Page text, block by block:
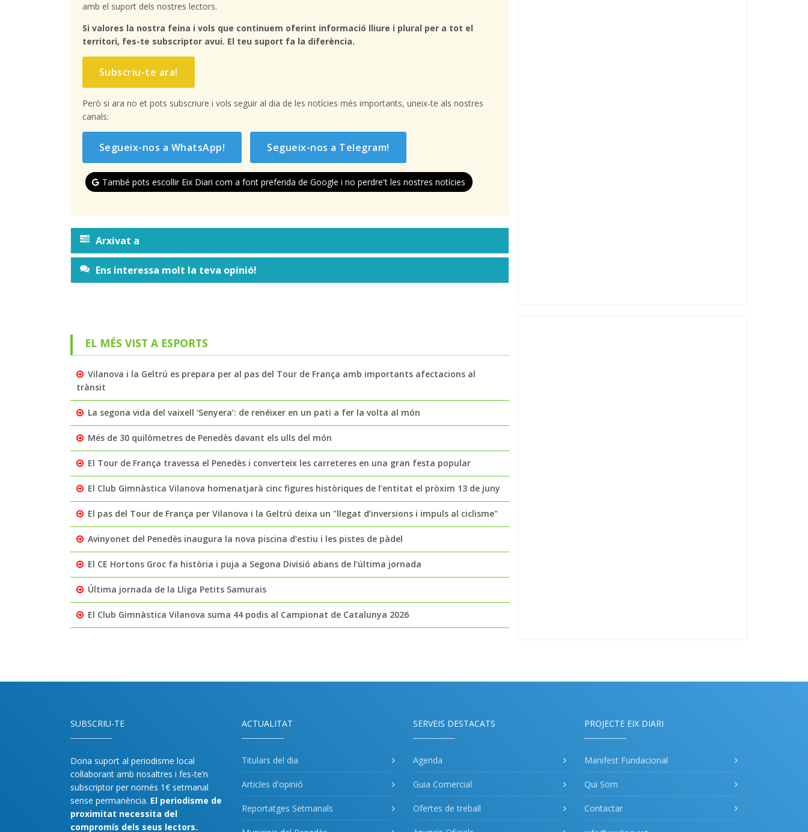
amb el suport dels nostres lectors.
Si valores la nostra feina i vols que continuem oferint informació lliure i plural per a tot el
territori, fes-te subscriptor avui. El teu suport fa la diferència.
Subscriu-te ara!
Però si ara no et pots subscriure i vols seguir al dia de les notícies més importants, uneix-te als nostres
canals:
Segueix-nos a WhatsApp! Segueix-nos a Telegram!
També pots escollir Eix Diari com a font preferida de Google i no perdre't les nostres notícies
Arxivat a
Ens interessa molt la teva opinió!
EL MÉS VIST A ESPORTS
Vilanova i la Geltrú es prepara per al pas del Tour de França amb importants afectacions al
trànsit
La segona vida del vaixell ‘Senyera’: de renéixer en un pati a fer la volta al món
Més de 30 quilòmetres de Penedès davant els ulls del món
El Tour de França travessa el Penedès i converteix les carreteres en una gran festa popular
El Club Gimnàstica Vilanova homenatjarà cinc figures històriques de l’entitat el pròxim 13 de juny
El pas del Tour de França per Vilanova i la Geltrú deixa un "llegat d’inversions i impuls al ciclisme"
Avinyonet del Penedès inaugura la nova piscina d’estiu i les pistes de pàdel
El CE Hortons Groc fa història i puja a Segona Divisió abans de l’última jornada
Última jornada de la Lliga Petits Samurais
El Club Gimnàstica Vilanova suma 44 podis al Campionat de Catalunya 2026
SUBSCRIU-TE
Dona suport al periodisme local
col·laborant amb nosaltres i fes-te’n
subscriptor per només 1€ setmanal
sense permanència. El periodisme de
proximitat necessita del
compromís dels seus lectors.
ACTUALITAT
Titulars del dia
Articles d'opinió
Reportatges Setmanals
SERVEIS DESTACATS
Agenda
Guia Comercial
Ofertes de treball
PROJECTE EIX DIARI
Manifest Fundacional
Qui Som
Contactar